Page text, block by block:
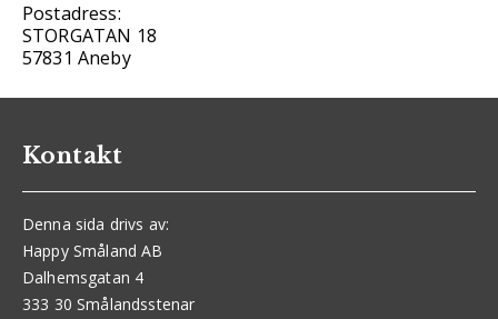
Postadress:
STORGATAN 18
57831 Aneby
Kontakt
Denna sida drivs av:
Happy Småland AB
Dalhemsgatan 4
333 30 Smålandsstenar